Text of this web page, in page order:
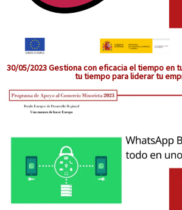
30/05/2023 Gestiona con eficacia el tiempo en
tu tiempo para liderar tu